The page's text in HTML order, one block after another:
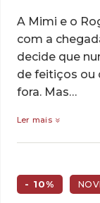
A Mimi e o
com a
decide que
de feitiços ou
fora. Mas…
Ler mais
- 10%